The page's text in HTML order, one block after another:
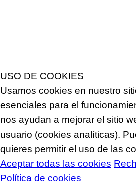
USO DE COOKIES
Usamos cookies en nuestro
esenciales para el
nos ayudan a mejorar el sitio
usuario (cookies analíticas).
quieres permitir el uso de las
Aceptar todas las cookies
Política de cookies